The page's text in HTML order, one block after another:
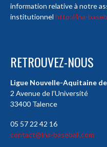
information relative à notre
institutionnel http://lna-
RETROUVEZ-NOUS
Ligue Nouvelle-Aquitaine
2 Avenue de l’Université
33400 Talence
05 57 22 42 16
contact@lna-baseball.com